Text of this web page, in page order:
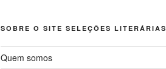
SOBRE O SITE SELEÇÕES LITERÁRIAS
Quem somos